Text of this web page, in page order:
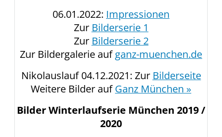
06.01.2022: Impressionen
Zur Bilderserie 1
Zur Bilderserie 2
Zur Bildergalerie aufganz-muenchen.de
Nikolauslauf 04.12.2021: Zur Bilderseite
Weitere Bilder aufGanz München »
Bilder Winterlaufserie München 2019 /
2020